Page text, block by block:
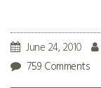
June 24, 2010
759 Comments